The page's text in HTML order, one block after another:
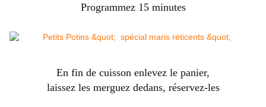
Programmez 15 minutes
En fin de cuisson enlevez le panier,
laissez les merguez dedans, réservez-les